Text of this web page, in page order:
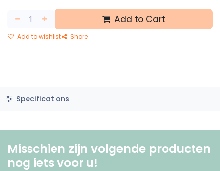
Add to Cart
Add to wishlist Share
Specifications
Misschien zijn volgende producten
nog iets voor u! ​